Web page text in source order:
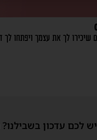
יש לכם עדכון